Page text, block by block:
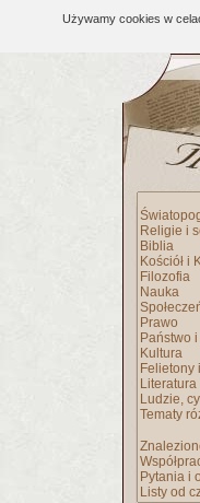
Używamy cookies w
Religie i
Biblia
Kościół i
Filozofia
Nauka
Prawo
Państwo
Kultura
Felietony
Literatura
Ludzie,
Tematy
Pytania i
Listy od